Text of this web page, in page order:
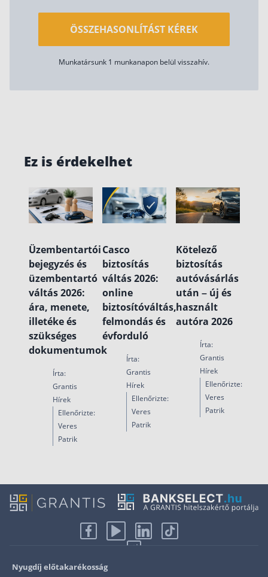
ÖSSZEHASONLÍTÁST KÉREK
Munkatársunk 1 munkanapon belül visszahív.
Ez is érdekelhet
Üzembentartói
bejegyzés és
üzembentartó
váltás 2026:
ára, menete,
illetéke és
szükséges
dokumentumok
Írta:
Grantis
Hírek
Ellenőrizte:
Veres
Patrik
Casco
biztosítás
váltás 2026:
online
biztosítóváltás,
felmondás és
évforduló
Írta:
Grantis
Hírek
Ellenőrizte:
Veres
Patrik
Kötelező
biztosítás
autóvásárlás
után – új és
használt
autóra 2026
Írta:
Grantis
Hírek
Ellenőrizte:
Veres
Patrik
Nyugdíj előtakarékosság